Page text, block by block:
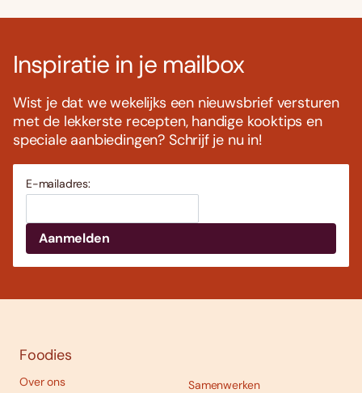
Inspiratie in je mailbox
Wist je dat we wekelijks een nieuwsbrief versturen
met de lekkerste recepten, handige kooktips en
speciale aanbiedingen? Schrijf je nu in!
E-mailadres:
Foodies
Over ons
Samenwerken